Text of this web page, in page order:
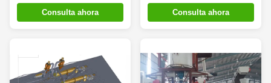
para hacer pellets de
madera
Consulta ahora
132kw Planta de
procesamiento de pellets
Consulta ahora